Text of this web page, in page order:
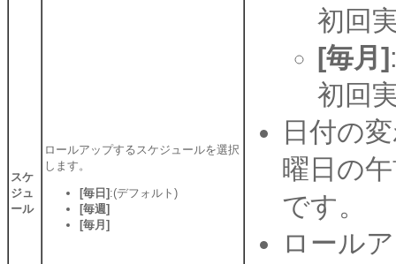
スケ
ジュ
ール
ロールアップするスケジュールを選択
します。
[毎日] :(デフォルト)
[毎週]
[毎月]
初回
[毎月]
初回
日付の
曜日の
です。
ロール